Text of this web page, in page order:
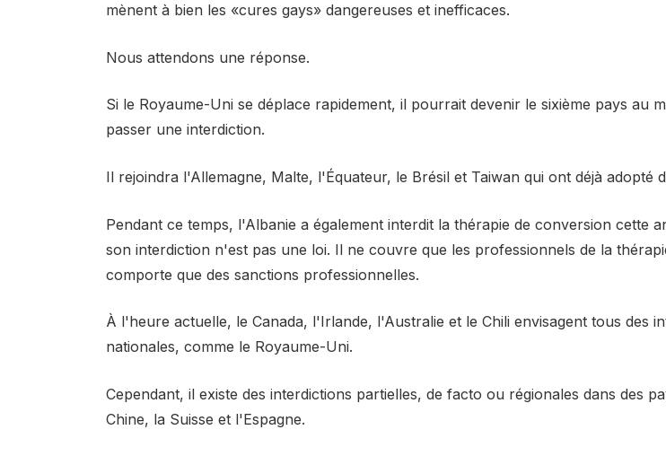
mènent à bien les «cures gays» dangereuses et inefficaces.
Nous attendons une réponse.
Si le Royaume-Uni se déplace rapidement, il pourrait devenir le sixième pays au
passer une interdiction.
Il rejoindra l'Allemagne, Malte, l'Équateur, le Brésil et Taiwan qui ont déjà adopté
Pendant ce temps, l'Albanie a également interdit la thérapie de conversion cette
son interdiction n'est pas une loi. Il ne couvre que les professionnels de la
comporte que des sanctions professionnelles.
À l'heure actuelle, le Canada, l'Irlande, l'Australie et le Chili envisagent tous des
nationales, comme le Royaume-Uni.
Cependant, il existe des interdictions partielles, de facto ou régionales dans des
Chine, la Suisse et l'Espagne.